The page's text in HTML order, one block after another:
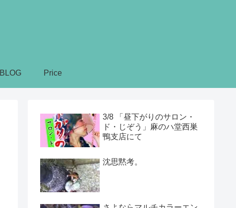
BLOG Price
3/8 「昼下がりのサロン・
ド・じぞう」麻のハ堂西巣
鴨支店にて
沈思黙考。